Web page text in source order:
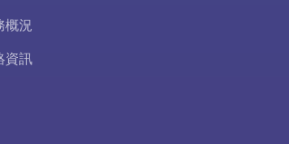
概況
資訊